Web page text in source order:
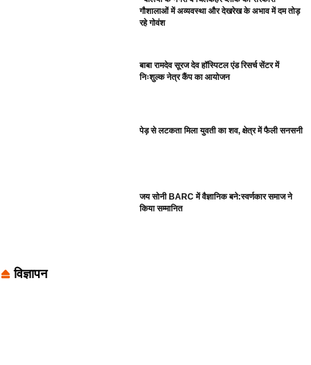
गौशालाओं में अव्यवस्था और देखरेख के अभाव में दम तोड़
रहे गोवंश
बाबा रामदेव सूरज देव हॉस्पिटल एंड रिसर्च सेंटर में
निःशुल्क नेत्र कैंप का आयोजन
पेड़ से लटकता मिला युवती का शव, क्षेत्र में फैली सनसनी
जय सोनी BARC में वैज्ञानिक बने:स्वर्णकार समाज ने
किया सम्मानित
विज्ञापन